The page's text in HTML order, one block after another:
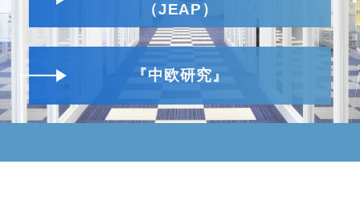
（JEAP）
『中欧研究』